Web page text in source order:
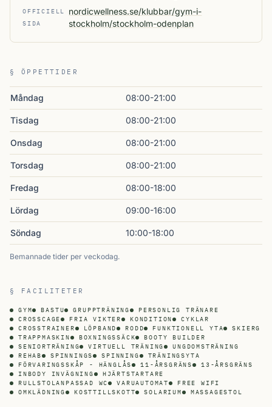
OFFICIELL
SIDA
nordicwellness.se/klubbar/gym-i-
stockholm/stockholm-odenplan
§ ÖPPETTIDER
Måndag 08:00-21:00
Tisdag 08:00-21:00
Onsdag 08:00-21:00
Torsdag 08:00-21:00
Fredag 08:00-18:00
Lördag 09:00-16:00
Söndag 10:00-18:00
Bemannade tider per veckodag.
§ FACILITETER
GYM BASTU GRUPPTRÄNING
PERSONLIG TRÄNARE
CROSSCAGE
FRIA VIKTER KONDITION
CYKLAR
CROSSTRAINER
LÖPBAND RODD FUNKTIONELL YTA
SKIERG
TRAPPMASKIN
BOXNINGSSÄCK
BOOTY BUILDER
SENIORTRÄNING
VIRTUELL TRÄNING
UNGDOMSTRÄNING
REHAB
SPINNINGS SPINNING
TRÄNINGSYTA
FÖRVARINGSSKÅP - HÄNGLÅS
11-ÅRSGRÄNS
13-ÅRSGRÄNS
INBODY INVÄGNING
HJÄRTSTARTARE
RULLSTOLANPASSAD WC
VARUAUTOMAT
FREE WIFI
OMKLÄDNING
KOSTTILLSKOTT SOLARIUM MASSAGESTOL